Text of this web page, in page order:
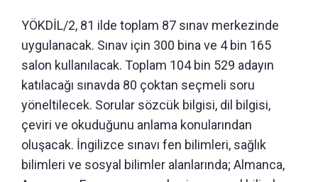
YÖKDİL/2, 81 ilde toplam 87 sınav merkezinde
uygulanacak. Sınav için 300 bina ve 4 bin 165
salon kullanılacak. Toplam 104 bin 529 adayın
katılacağı sınavda 80 çoktan seçmeli soru
yöneltilecek. Sorular sözcük bilgisi, dil bilgisi,
çeviri ve okuduğunu anlama konularından
oluşacak. İngilizce sınavı fen bilimleri, sağlık
bilimleri ve sosyal bilimler alanlarında; Almanca,